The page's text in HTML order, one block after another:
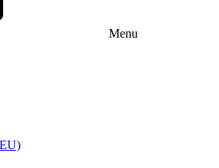
Menu